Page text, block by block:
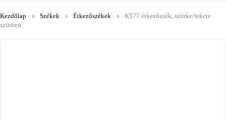
Kezdőlap Székek Étkezőszékek
K577 étkezőszék, szürke/fekete
színben